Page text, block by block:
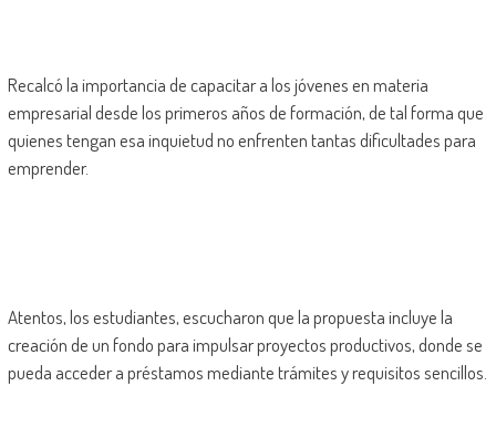
Recalcó la importancia de capacitar a los jóvenes en materia
empresarial desde los primeros años de formación, de tal forma que
quienes tengan esa inquietud no enfrenten tantas dificultades para
emprender.
Atentos, los estudiantes, escucharon que la propuesta incluye la
creación de un fondo para impulsar proyectos productivos, donde se
pueda acceder a préstamos mediante trámites y requisitos sencillos.